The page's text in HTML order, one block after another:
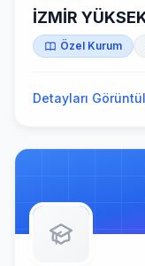
İZMİR
Özel Kurum
Detayları